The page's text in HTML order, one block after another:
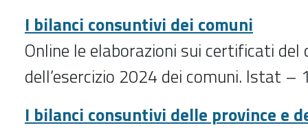
I bilanci consuntivi dei comuni
Online le elaborazioni sui certificati del
dell’esercizio 2024 dei comuni. Istat
I bilanci consuntivi delle province e